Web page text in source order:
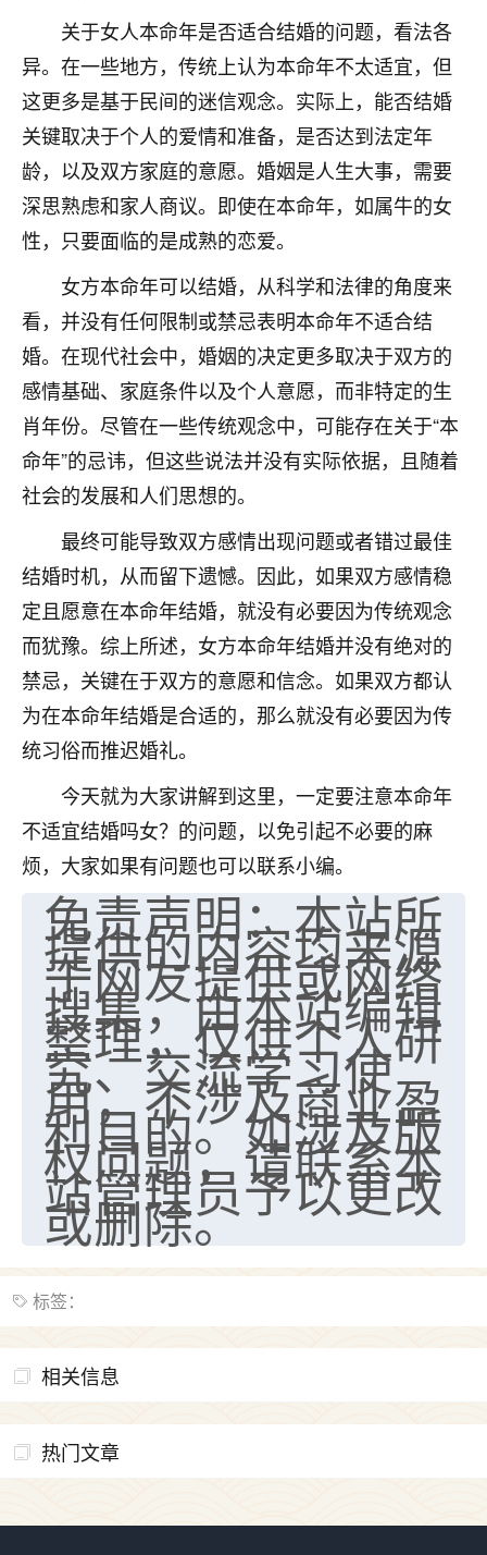
关于女人本命年是否适合结婚的问题，看法各
异。在一些地方，传统上认为本命年不太适宜，但
这更多是基于民间的迷信观念。实际上，能否结婚
关键取决于个人的爱情和准备，是否达到法定年
龄，以及双方家庭的意愿。婚姻是人生大事，需要
深思熟虑和家人商议。即使在本命年，如属牛的女
性，只要面临的是成熟的恋爱。
女方本命年可以结婚，从科学和法律的角度来
看，并没有任何限制或禁忌表明本命年不适合结
婚。在现代社会中，婚姻的决定更多取决于双方的
感情基础、家庭条件以及个人意愿，而非特定的生
肖年份。尽管在一些传统观念中，可能存在关于“本
命年”的忌讳，但这些说法并没有实际依据，且随着
社会的发展和人们思想的。
最终可能导致双方感情出现问题或者错过最佳
结婚时机，从而留下遗憾。因此，如果双方感情稳
定且愿意在本命年结婚，就没有必要因为传统观念
而犹豫。综上所述，女方本命年结婚并没有绝对的
禁忌，关键在于双方的意愿和信念。如果双方都认
为在本命年结婚是合适的，那么就没有必要因为传
统习俗而推迟婚礼。
今天就为大家讲解到这里，一定要注意本命年
不适宜结婚吗女？的问题，以免引起不必要的麻
烦，大家如果有问题也可以联系小编。
免责声明：本站所
提供的内容均来源
于网友提供或网络
搜集，由本站编辑
整理，仅供个人研
究、交流学习使
用，不涉及商业盈
利目的。如涉及版
权问题，请联系本
站管理员予以更改
或删除。
标签：
相关信息
热门文章
老师做不做超度法事？我想给我奶奶做超度，她今年
刚去世了。
七零老顽童：我母亲前年离世，刚开始我经常
做梦梦见她，后来也是朋友介绍，找到慧来老
师，安排了超度法事，做梦再也没有梦到过
了，一开始是半信半疑的，图个心安，给亡母
超度，现在看来，人不信也不行。
2天前 来自云南
优秀的张同学
老师收徒吗？？我对这些很感兴趣
2天前 来自山西